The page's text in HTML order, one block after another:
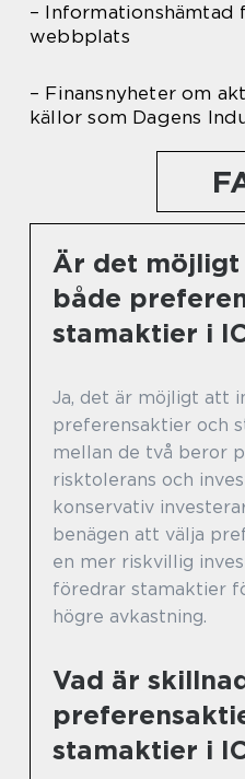
– Informationshämtad
webbplats
– Finansnyheter om
källor som Dagens
Är det möjligt
både
stamaktier i
Ja, det är möjligt att
preferensaktier och
mellan de två beror
risktolerans och
konservativ
benägen att välja
en mer riskvillig
föredrar stamaktier
högre avkastning.
Vad är
stamaktier i